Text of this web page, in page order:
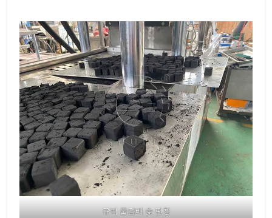
큐빅 물담배 숯 펀칭